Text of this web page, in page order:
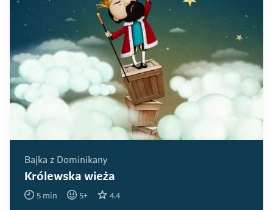
Bajka z Dominikany
Królewska wieża
5 min 5+ 4.4